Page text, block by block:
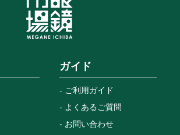
ガイド
ご利用ガイド
よくあるご質問
お問い合わせ